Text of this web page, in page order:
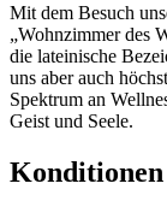
Mit dem Besuch
„Wohnzimmer des
die lateinische
uns aber auch
Spektrum an
Geist und Seele.